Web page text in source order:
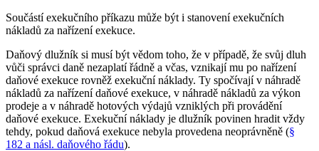
Součástí exekučního příkazu může být i stanovení exekučních
nákladů za nařízení exekuce.
Daňový dlužník si musí být vědom toho, že v případě, že svůj dluh
vůči správci daně nezaplatí řádně a včas, vznikají mu po nařízení
daňové exekuce rovněž exekuční náklady. Ty spočívají v náhradě
nákladů za nařízení daňové exekuce, v náhradě nákladů za výkon
prodeje a v náhradě hotových výdajů vzniklých při provádění
daňové exekuce. Exekuční náklady je dlužník povinen hradit vždy
tehdy, pokud daňová exekuce nebyla provedena neoprávněně (§
182 a násl. daňového řádu).